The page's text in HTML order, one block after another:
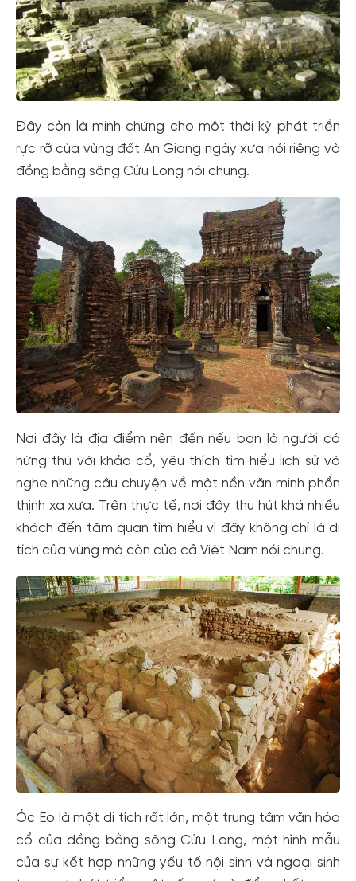
Đây còn là minh chứng cho một thời kỳ phát triển
rực rỡ của vùng đất An Giang ngày xưa nói riêng và
đồng bằng sông Cửu Long nói chung.
Nơi đây là địa điểm nên đến nếu bạn là người có
hứng thú với khảo cổ, yêu thích tìm hiểu lịch sử và
nghe những câu chuyện về một nền văn minh phồn
thịnh xa xưa. Trên thực tế, nơi đây thu hút khá nhiều
khách đến tăm quan tìm hiểu vì đây không chỉ là di
tích của vùng mà còn của cả Việt Nam nói chung.
Óc Eo là một di tích rất lớn, một trung tâm văn hóa
cổ của đồng bằng sông Cửu Long, một hình mẫu
của sự kết hợp những yếu tố nội sinh và ngoại sinh